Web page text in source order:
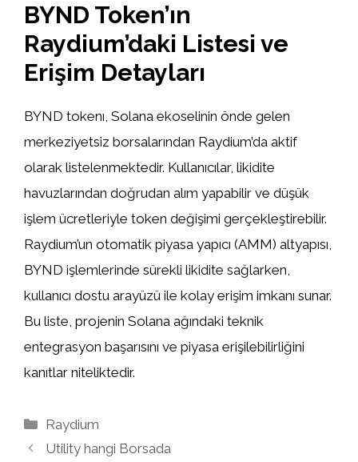
BYND Token’ın
Raydium’daki Listesi ve
Erişim Detayları
BYND tokenı, Solana ekoselinin önde gelen
merkeziyetsiz borsalarından Raydium’da aktif
olarak listelenmektedir. Kullanıcılar, likidite
havuzlarından doğrudan alım yapabilir ve düşük
işlem ücretleriyle token değişimi gerçekleştirebilir.
Raydium’un otomatik piyasa yapıcı (AMM) altyapısı,
BYND işlemlerinde sürekli likidite sağlarken,
kullanıcı dostu arayüzü ile kolay erişim imkanı sunar.
Bu liste, projenin Solana ağındaki teknik
entegrasyon başarısını ve piyasa erişilebilirliğini
kanıtlar niteliktedir.
Kategoriler
Raydium
Utility hangi Borsada